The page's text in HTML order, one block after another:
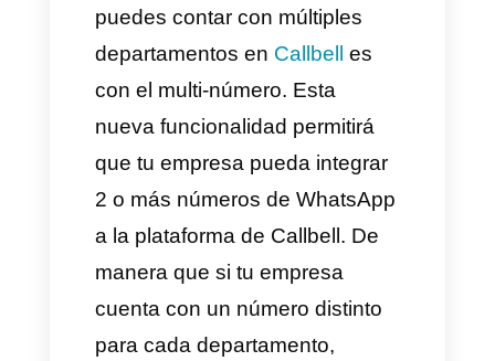
plataforma (Callbell)
Centralización en una sola
plataforma
Como hemos venido hablando,
al contar con diferentes
números para brindar soporte
hace que tus agentes tengan